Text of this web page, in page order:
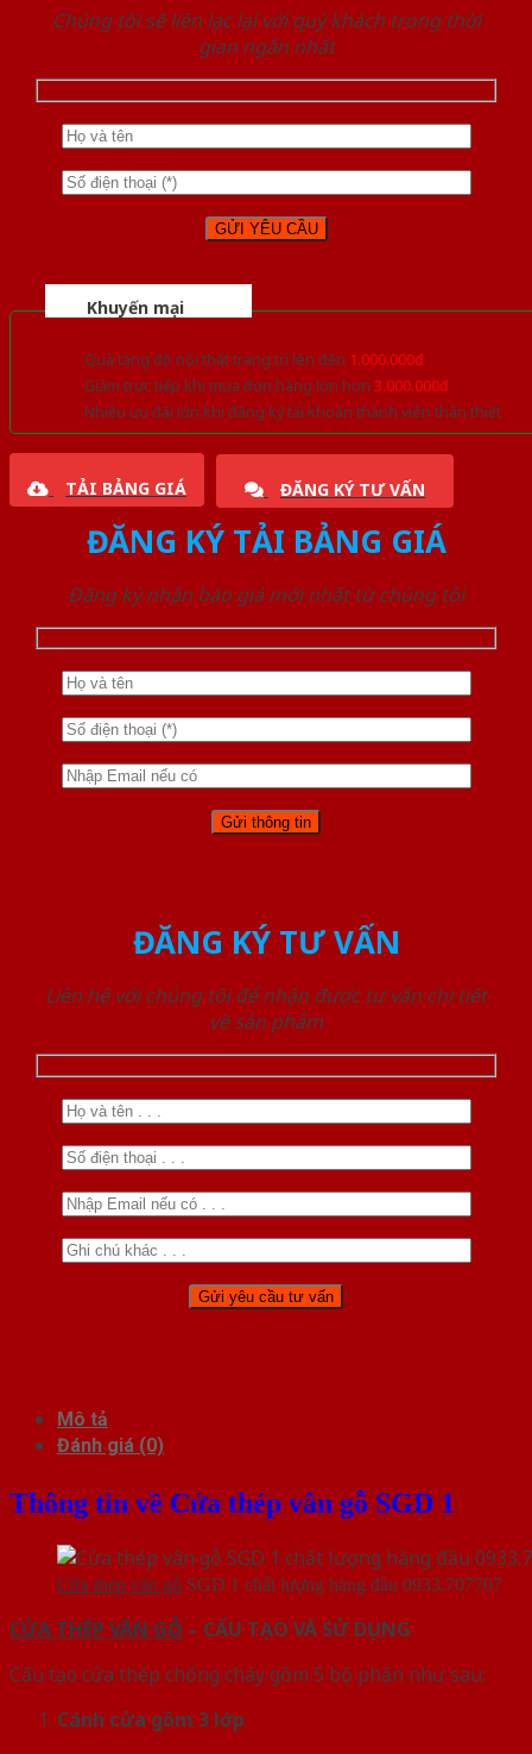
Chúng tôi sẽ liên lạc lại với quý khách trong thời
gian ngắn nhất
Khuyến mại
Quà tặng đồ nội thất trang trí lên đến 1.000.000đ
Giảm trực tiếp khi mua đơn hàng lớn hơn 3.000.000đ
Nhiều ưu đãi lớn khi đăng ký tài khoản thành viên thân thiết
TẢI BẢNG GIÁ ĐĂNG KÝ TƯ VẤN
ĐĂNG KÝ TẢI BẢNG GIÁ
Đăng ký nhận báo giá mới nhất từ chúng tôi
ĐĂNG KÝ TƯ VẤN
Liên hệ với chúng tôi để nhận được tư vấn chi tiết
về sản phẩm
Mô tả
Đánh giá (0)
Thông tin về Cửa thép vân gỗ SGD 1
Cửa thép vân gỗ SGD 1 chất lượng hàng đầu 0933.707707
CỬA THÉP VÂN GỖ – CẤU TẠO VÀ SỬ DỤNG
Cấu tạo cửa thép chống cháy gồm 5 bộ phận như sau:
Cánh cửa gồm 3 lớp